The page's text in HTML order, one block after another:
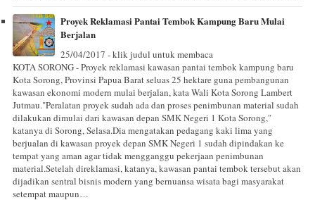
Proyek Reklamasi Pantai Tembok Kampung Baru Mulai
Berjalan
25/04/2017 - klik judul untuk membaca
KOTA SORONG - Proyek reklamasi kawasan pantai tembok kampung baru
Kota Sorong, Provinsi Papua Barat seluas 25 hektare guna pembangunan
kawasan ekonomi modern mulai berjalan, kata Wali Kota Sorong Lambert
Jutmau."Peralatan proyek sudah ada dan proses penimbunan material sudah
dilakukan dimulai dari kawasan depan SMK Negeri 1 Kota Sorong,"
katanya di Sorong, Selasa.Dia mengatakan pedagang kaki lima yang
berjualan di kawasan proyek depan SMK Negeri 1 sudah dipindakan ke
tempat yang aman agar tidak mengganggu pekerjaan penimbunan
material.Setelah direklamasi, katanya, kawasan pantai tembok tersebut akan
dijadikan sentral bisnis modern yang bernuansa wisata bagi masyarakat
setempat maupun…